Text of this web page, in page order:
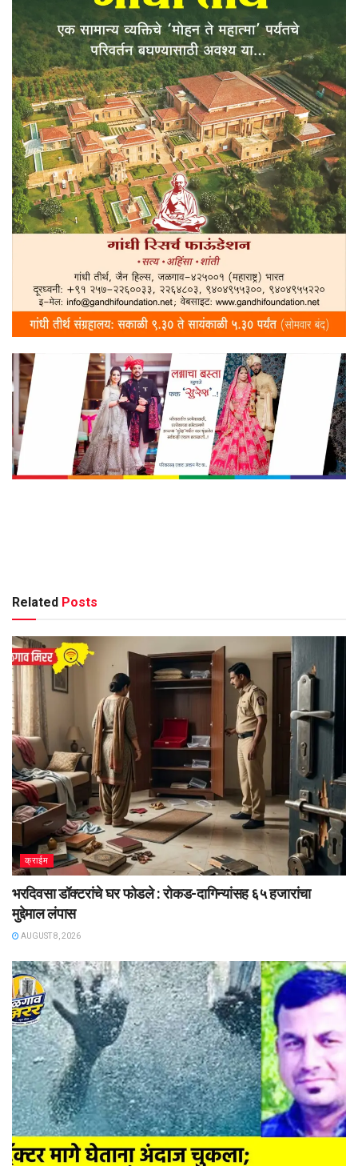
Related Posts
क्राईम
भरदिवसा डॉक्टरांचे घर फोडले : रोकड-दागिन्यांसह ६५ हजारांचा
मुद्देमाल लंपास
AUGUST 8, 2026